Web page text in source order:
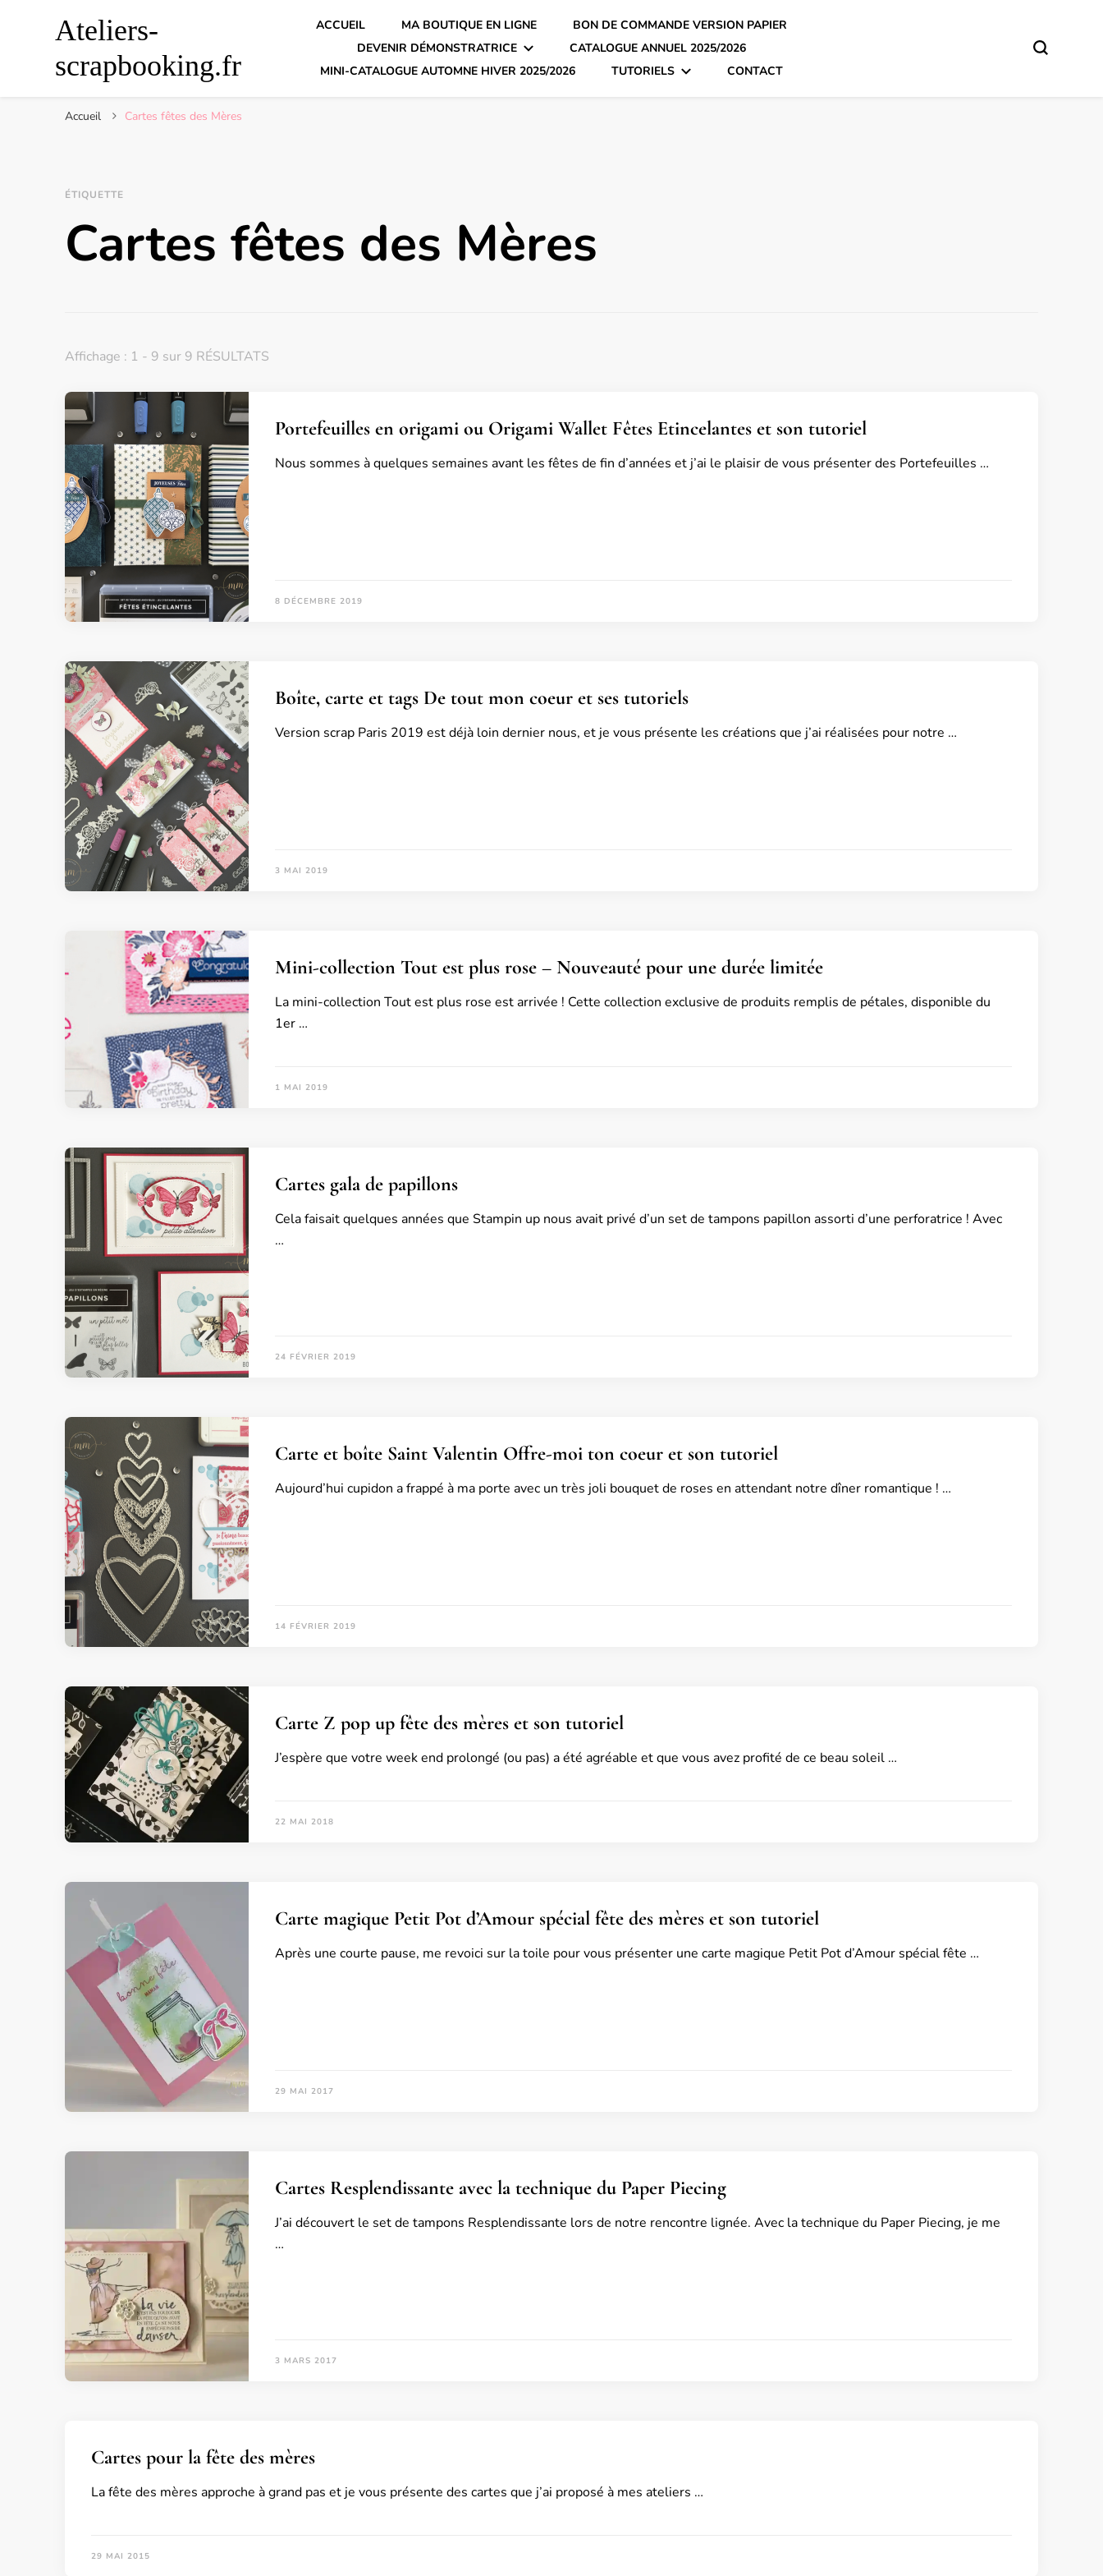
Ateliers-
scrapbooking.fr
ACCUEIL MA BOUTIQUE EN LIGNE
BON DE COMMANDE VERSION PAPIER
DEVENIR DÉMONSTRATRICE
CATALOGUE ANNUEL 2025/2026
MINI-CATALOGUE AUTOMNE HIVER 2025/2026
TUTORIELS CONTACT
Accueil Cartes fêtes des Mères
ÉTIQUETTE
Cartes fêtes des Mères
Affichage : 1 - 9 sur 9 RÉSULTATS
Portefeuilles en origami ou Origami Wallet Fêtes Etincelantes et son tutoriel
Nous sommes à quelques semaines avant les fêtes de fin d’années et j’ai le plaisir de vous présenter des Portefeuilles …
8 DÉCEMBRE 2019
Boîte, carte et tags De tout mon coeur et ses tutoriels
Version scrap Paris 2019 est déjà loin dernier nous, et je vous présente les créations que j’ai réalisées pour notre …
3 MAI 2019
Mini-collection Tout est plus rose – Nouveauté pour une durée limitée
La mini-collection Tout est plus rose est arrivée ! Cette collection exclusive de produits remplis de pétales, disponible du
1er …
1 MAI 2019
Cartes gala de papillons
Cela faisait quelques années que Stampin up nous avait privé d’un set de tampons papillon assorti d’une perforatrice ! Avec
…
24 FÉVRIER 2019
Carte et boîte Saint Valentin Offre-moi ton coeur et son tutoriel
Aujourd’hui cupidon a frappé à ma porte avec un très joli bouquet de roses en attendant notre dîner romantique ! …
14 FÉVRIER 2019
Carte Z pop up fête des mères et son tutoriel
J’espère que votre week end prolongé (ou pas) a été agréable et que vous avez profité de ce beau soleil …
22 MAI 2018
Carte magique Petit Pot d’Amour spécial fête des mères et son tutoriel
Après une courte pause, me revoici sur la toile pour vous présenter une carte magique Petit Pot d’Amour spécial fête …
29 MAI 2017
Cartes Resplendissante avec la technique du Paper Piecing
J’ai découvert le set de tampons Resplendissante lors de notre rencontre lignée. Avec la technique du Paper Piecing, je me
…
3 MARS 2017
Cartes pour la fête des mères
La fête des mères approche à grand pas et je vous présente des cartes que j’ai proposé à mes ateliers …
29 MAI 2015